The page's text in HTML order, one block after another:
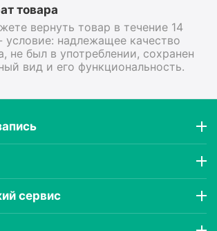
товара
вернуть товар в течение 14
условие: надлежащее качество
не был в употреблении, сохранен
вид и его функциональность.
сервис